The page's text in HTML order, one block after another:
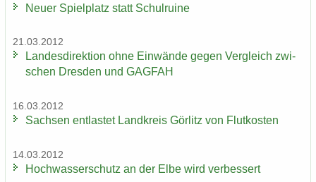
Neuer Spiel­platz statt Schul­rui­ne
21.03.2012
Lan­des­di­rek­ti­on ohne Ein­wän­de gegen Ver­gleich zwi­
schen Dres­den und GAG­FAH
16.03.2012
Sach­sen ent­las­tet Land­kreis Gör­litz von Flut­kos­ten
14.03.2012
Hoch­was­ser­schutz an der Elbe wird ver­bes­sert